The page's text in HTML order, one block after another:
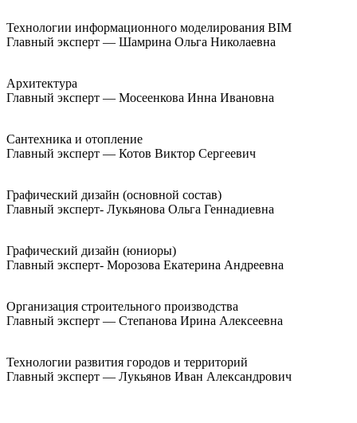
Технологии информационного моделирования BIM
Главный эксперт — Шамрина Ольга Николаевна
Архитектура
Главный эксперт — Мосеенкова Инна Ивановна
Сантехника и отопление
Главный эксперт — Котов Виктор Сергеевич
Графический дизайн (основной состав)
Главный эксперт- Лукьянова Ольга Геннадиевна
Графический дизайн (юниоры)
Главный эксперт- Морозова Екатерина Андреевна
Организация строительного производства
Главный эксперт — Степанова Ирина Алексеевна
Технологии развития городов и территорий
Главный эксперт — Лукьянов Иван Александрович